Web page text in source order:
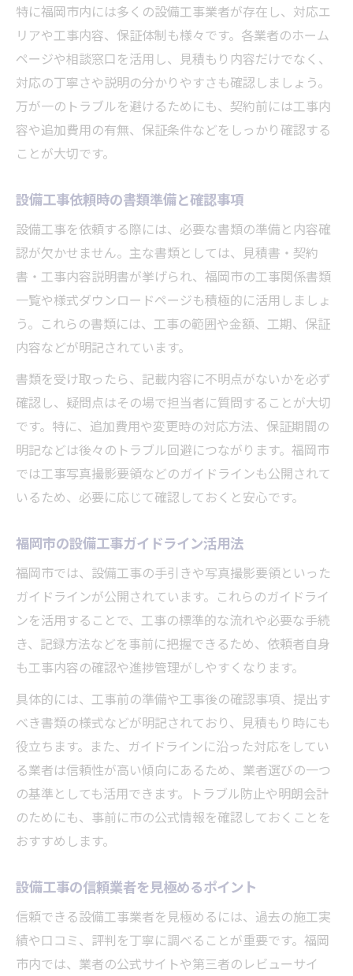
特に福岡市内には多くの設備工事業者が存在し、対応エ
リアや工事内容、保証体制も様々です。各業者のホーム
ページや相談窓口を活用し、見積もり内容だけでなく、
対応の丁寧さや説明の分かりやすさも確認しましょう。
万が一のトラブルを避けるためにも、契約前には工事内
容や追加費用の有無、保証条件などをしっかり確認する
ことが大切です。
設備工事依頼時の書類準備と確認事項
設備工事を依頼する際には、必要な書類の準備と内容確
認が欠かせません。主な書類としては、見積書・契約
書・工事内容説明書が挙げられ、福岡市の工事関係書類
一覧や様式ダウンロードページも積極的に活用しましょ
う。これらの書類には、工事の範囲や金額、工期、保証
内容などが明記されています。
書類を受け取ったら、記載内容に不明点がないかを必ず
確認し、疑問点はその場で担当者に質問することが大切
です。特に、追加費用や変更時の対応方法、保証期間の
明記などは後々のトラブル回避につながります。福岡市
では工事写真撮影要領などのガイドラインも公開されて
いるため、必要に応じて確認しておくと安心です。
福岡市の設備工事ガイドライン活用法
福岡市では、設備工事の手引きや写真撮影要領といった
ガイドラインが公開されています。これらのガイドライ
ンを活用することで、工事の標準的な流れや必要な手続
き、記録方法などを事前に把握できるため、依頼者自身
も工事内容の確認や進捗管理がしやすくなります。
具体的には、工事前の準備や工事後の確認事項、提出す
べき書類の様式などが明記されており、見積もり時にも
役立ちます。また、ガイドラインに沿った対応をしてい
る業者は信頼性が高い傾向にあるため、業者選びの一つ
の基準としても活用できます。トラブル防止や明朗会計
のためにも、事前に市の公式情報を確認しておくことを
おすすめします。
設備工事の信頼業者を見極めるポイント
信頼できる設備工事業者を見極めるには、過去の施工実
績や口コミ、評判を丁寧に調べることが重要です。福岡
市内では、業者の公式サイトや第三者のレビューサイ